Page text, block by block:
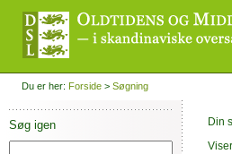
Du er her: Forside > Søgning
Søg igen Din